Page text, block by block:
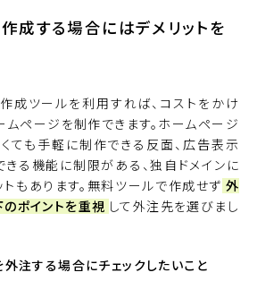
成する場合にはデメリットを
成ツールを利用すれば、コストをかけ
ページを制作できます。ホームページ
ても手軽に制作できる反面、広告表示
る機能に制限がある、独自ドメインに
もあります。無料ツールで作成せず 外
ポイントを重視 して外注先を選びまし
注する場合にチェックしたいこと